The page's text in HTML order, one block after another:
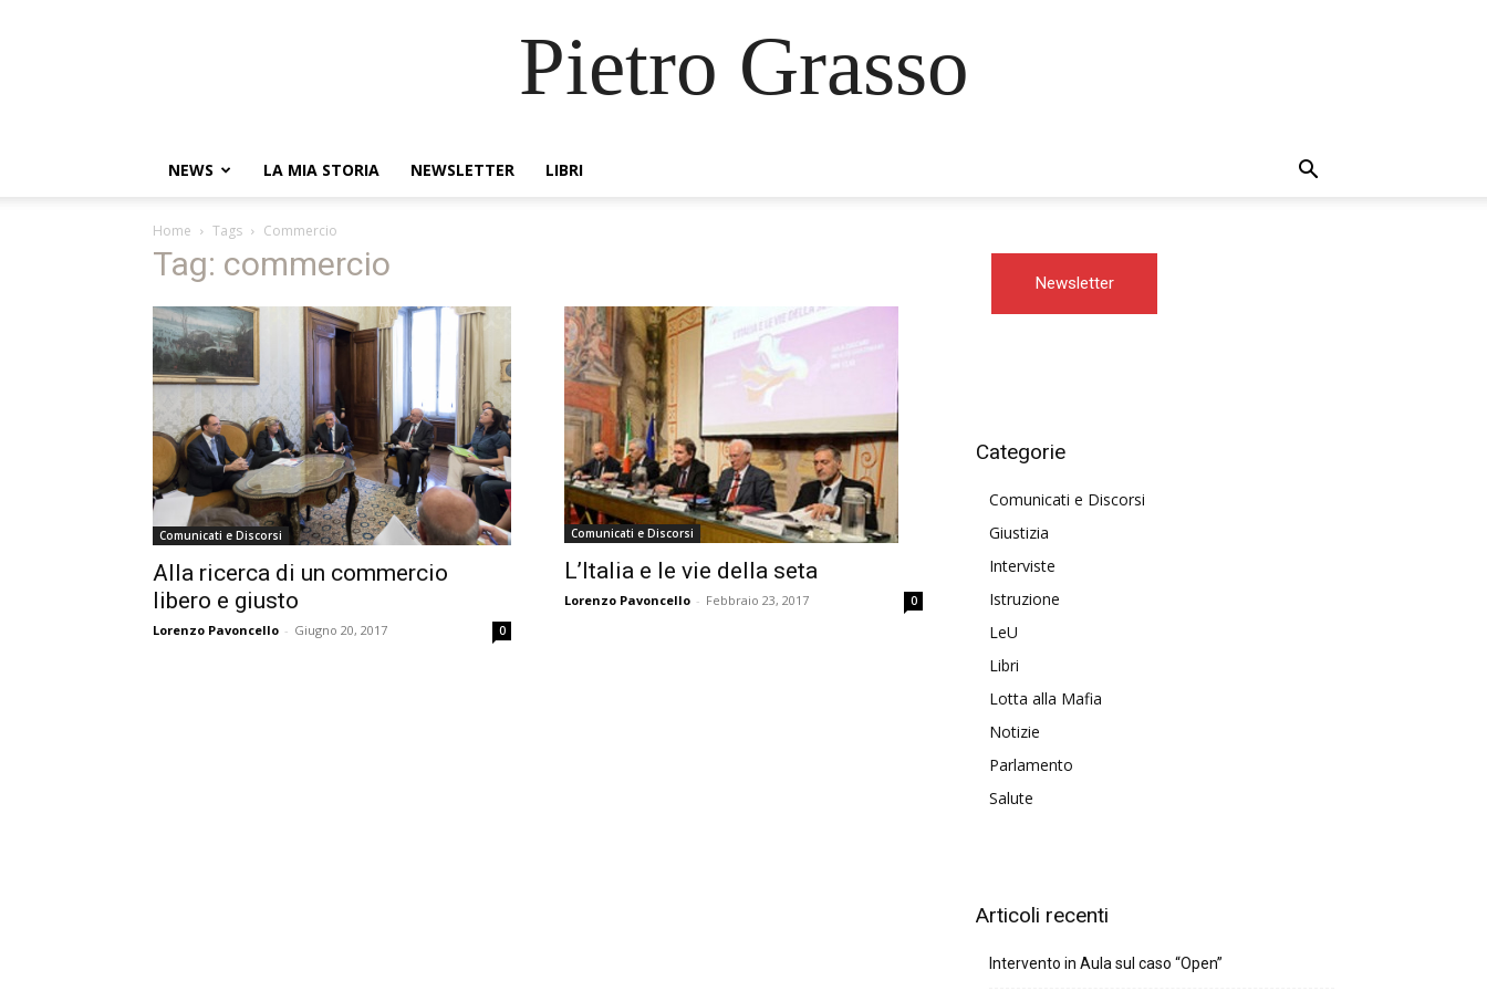
Pietro Grasso
NEWS LA MIA STORIA NEWSLETTER LIBRI
Home Tags Commercio
Tag: commercio
Comunicati e Discorsi
Alla ricerca di un commercio
libero e giusto
Lorenzo Pavoncello - Giugno 20, 2017 0
Comunicati e Discorsi
L’Italia e le vie della seta
Lorenzo Pavoncello - Febbraio 23, 2017 0
Newsletter
Categorie
Comunicati e Discorsi
Giustizia
Interviste
Istruzione
LeU
Libri
Lotta alla Mafia
Notizie
Parlamento
Salute
Articoli recenti
Intervento in Aula sul caso “Open”